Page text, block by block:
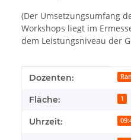
(Der Umsetzungsumfang
Workshops liegt im
dem Leistungsniveau der
Produkteigenschaft
Wert
Dozenten:
Fläche: 1
Uhrzeit: